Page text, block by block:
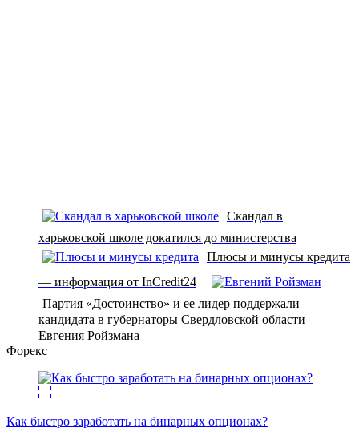
Скандал в
харьковской школе докатился до министерства
Плюсы и минусы кредита
— информация от InCredit24
Партия «Достоинство» и ее лидер поддержали
кандидата в губернаторы Свердловской области –
Евгения Ройзмана
Форекс
Как быстро заработать на бинарных опционах?